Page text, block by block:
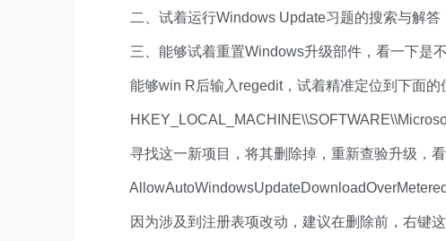
二、试着运行Windows Update习题的搜索与解答
三、能够试着重置Windows升级部件，看一下是不
能够win R后输入regedit，试着精准定位到下面的
寻找这一新项目，将其删除掉，重新查验升级，看
因为涉及到注册表项改动，建议在删除前，右键这